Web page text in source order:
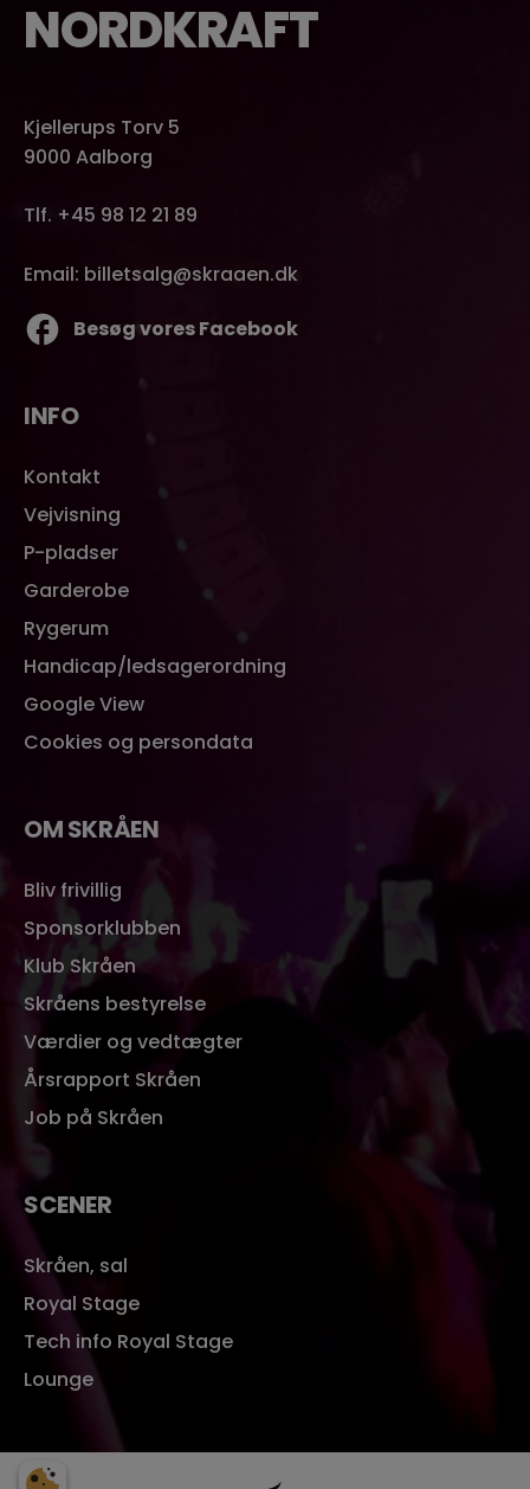
NORDKRAFT
Kjellerups Torv 5
9000 Aalborg
Tlf. +45 98 12 21 89
Email: billetsalg@skraaen.dk
Besøg vores Facebook
INFO
Kontakt
Vejvisning
P-pladser
Garderobe
Rygerum
Handicap/ledsagerordning
Google View
Cookies og persondata
OM SKRÅEN
Bliv frivillig
Sponsorklubben
Klub Skråen
Skråens bestyrelse
Værdier og vedtægter
Årsrapport Skråen
Job på Skråen
SCENER
Skråen, sal
Royal Stage
Tech info Royal Stage
Lounge